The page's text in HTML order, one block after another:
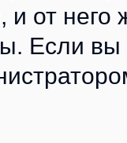
от него
Если